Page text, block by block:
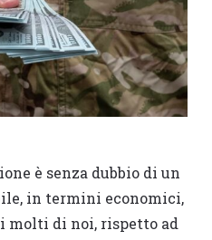
è senza dubbio di un
in termini economici,
molti di noi, rispetto ad